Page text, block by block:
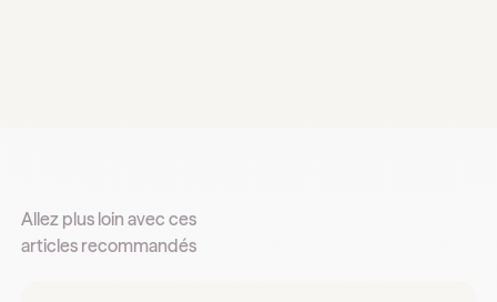
Allez plus loin avec ces
articles recommandés